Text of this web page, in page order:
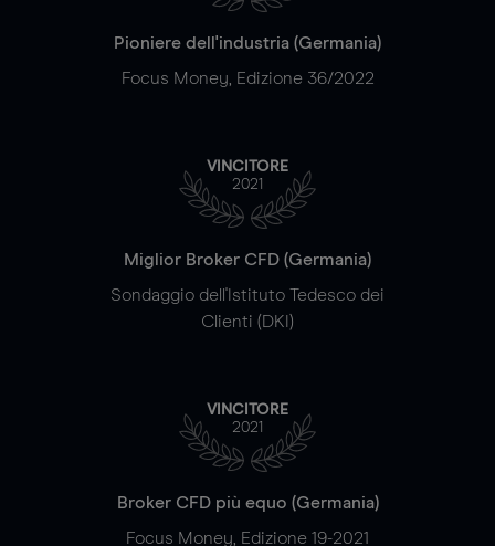
Pioniere dell'industria (Germania)
Focus Money, Edizione 36/2022
VINCITORE
2021
Miglior Broker CFD (Germania)
Sondaggio dell'Istituto Tedesco dei
Clienti (DKI)
VINCITORE
2021
Broker CFD più equo (Germania)
Focus Money, Edizione 19-2021